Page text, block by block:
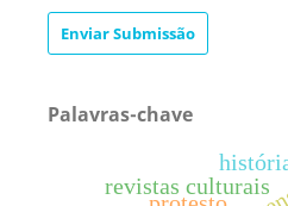
Enviar Submissão
Palavras-chave
revistas culturais